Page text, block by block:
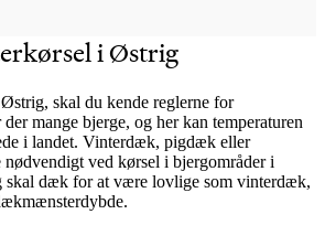
i Østrig
skal du kende reglerne for
mange bjerge, og her kan temperaturen
i landet. Vinterdæk, pigdæk eller
ved kørsel i bjergområder i
skal dæk for at være lovlige som vinterdæk,